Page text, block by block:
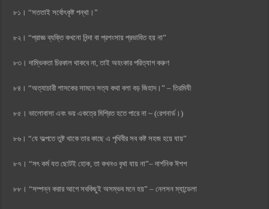
৮১। “সততাই সর্বোৎকৃষ্ট পন্থা।”
৮২। “প্রাজ্ঞ ব্যক্তি কখনো নিন্দা বা প্রশংসায় প্রভাবিত হয় না”
৮৩। দাম্ভিকতা চিরকাল থাকবে না, তাই অহংকার পরিত্যাগ করুণ
৮৪। “অত্যাচারী শাসকের সামনে সত্য কথা বলা বড় জিহাদ।” – তিরমিযী
৮৫। ভালোবাসা এবং ভয় একত্রে মিশ্রিত হতে পারে না ~ (রেগনার্ড।)
৮৬। “যে অল্পতে তুষ্ট থাকে তার কাছে এ পৃথিবীর সব কষ্ট সহজ হয়ে যায়”
৮৭। “সৎ কর্ম যত ছোটই হোক, তা কখনও বৃথা যায় না”– দার্শনিক ঈশপ
৮৮। “সম্পন্ন করার আগে সবকিছুই অসম্ভব মনে হয়” – নেলসন ম্যান্ডেলা